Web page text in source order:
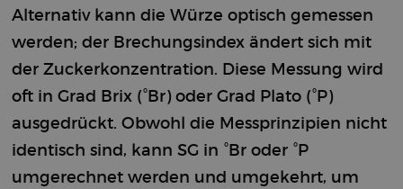
Alternativ kann die Würze optisch gemessen
werden; der Brechungsindex ändert sich mit
der Zuckerkonzentration. Diese Messung wird
oft in Grad Brix (°Br) oder Grad Plato (°P)
ausgedrückt. Obwohl die Messprinzipien nicht
identisch sind, kann SG in °Br oder °P
umgerechnet werden und umgekehrt, um